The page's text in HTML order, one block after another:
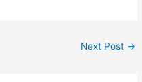
Next Post →